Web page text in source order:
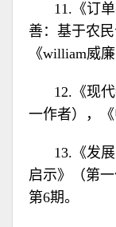
11.《订
善：基于农
《william威
12.《现
一作者），《
13.《发
启示》（第
第6期。